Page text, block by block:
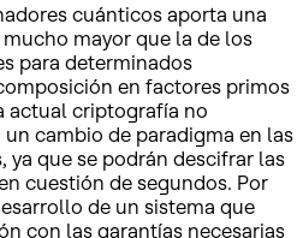
cuánticos aporta una
mayor que la de los
para determinados
en factores primos
actual criptografía no
cambio de paradigma en las
ya que se podrán descifrar las
cuestión de segundos. Por
de un sistema que
con las garantías necesarias